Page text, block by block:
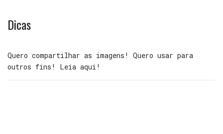
Dicas
Quero compartilhar as imagens! Quero usar para
outros fins! Leia aqui!